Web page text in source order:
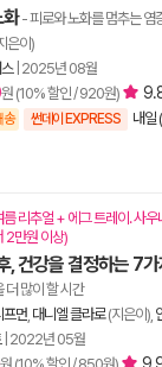
화- 피로와 노화를 멈추는 염
은이)
| 2025년 08월
원 (10% 할인 / 920원)
송 썬데이 EXPRESS 내일
리추얼 + 에그 트레이. 사우
2만원 이상)
, 건강을 결정하는 7가
더 많이 할 시간
프먼 대니엘 클라로(지은이),
| 2022년 05월